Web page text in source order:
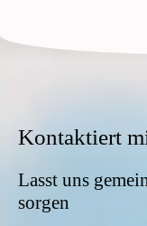
Kontaktiert
Lasst uns
sorgen